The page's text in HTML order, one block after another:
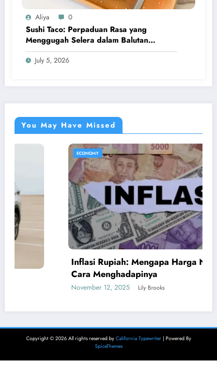
Aliya 0
Sushi Taco: Perpaduan Rasa yang
Menggugah Selera dalam Balutan
Kreativitas Modern
July 5, 2026
You May Have Missed
Inflasi Rupiah: Mengapa Harga Naik dan
Cara Menghadapinya
November 12, 2025 Lily Brooks
Copyright © 2026 All rights reserved by California Typewriter| Powered By
SpiceThemes